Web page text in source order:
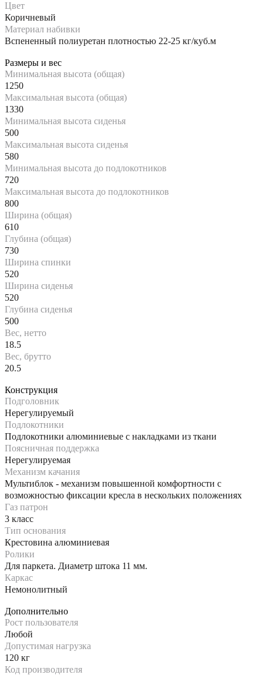
Цвет
Коричневый
Материал набивки
Вспененный полиуретан плотностью 22-25 кг/куб.м
Размеры и вес
Минимальная высота (общая)
1250
Максимальная высота (общая)
1330
Минимальная высота сиденья
500
Максимальная высота сиденья
580
Минимальная высота до подлокотников
720
Максимальная высота до подлокотников
800
Ширина (общая)
610
Глубина (общая)
730
Ширина спинки
520
Ширина сиденья
520
Глубина сиденья
500
Вес, нетто
18.5
Вес, брутто
20.5
Конструкция
Подголовник
Нерегулируемый
Подлокотники
Подлокотники алюминиевые с накладками из ткани
Поясничная поддержка
Нерегулируемая
Механизм качания
Мультиблок - механизм повышенной комфортности с
возможностью фиксации кресла в нескольких положениях
Газ патрон
3 класс
Тип основания
Крестовина алюминиевая
Ролики
Для паркета. Диаметр штока 11 мм.
Каркас
Немонолитный
Дополнительно
Рост пользователя
Любой
Допустимая нагрузка
120 кг
Код производителя